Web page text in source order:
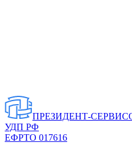
ПРЕЗИДЕНТ-СЕРВИС
УДП РФ
ЕФРТО 017616